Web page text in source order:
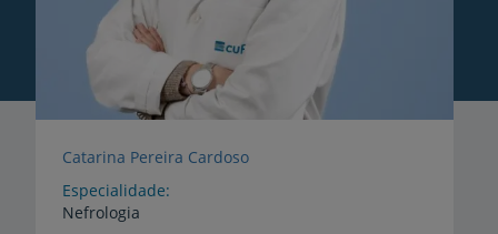
Catarina Pereira Cardoso
Especialidade
Nefrologia